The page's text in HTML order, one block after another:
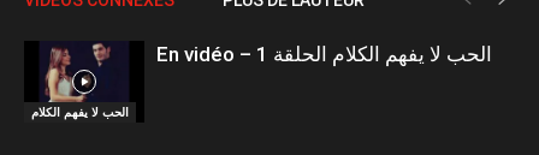
الحب لا يفهم الكلام
En vidéo – الحب لا يفهم الكلام الحلقة 1